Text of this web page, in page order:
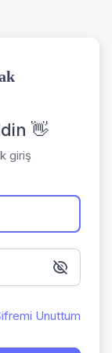
👋
giriş
Unuttum